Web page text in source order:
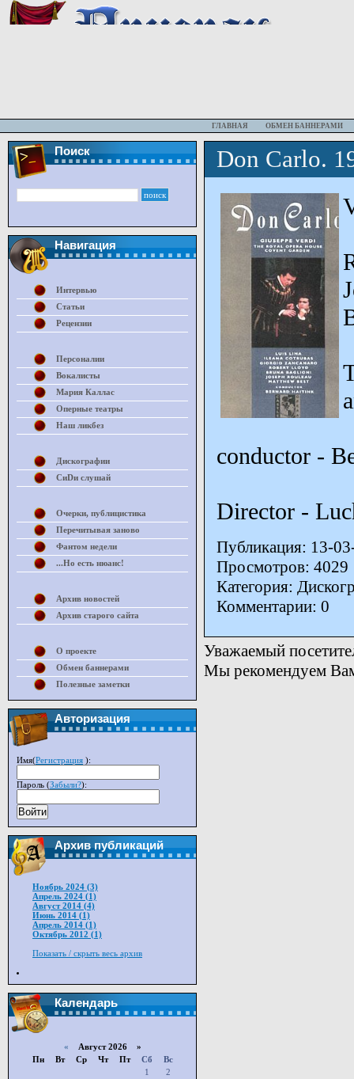
ГЛАВНАЯ ОБМЕН БАННЕРАМИ
Don Carlo.
conductor -
Director -
Публикация: 13-
Просмотров: 4029
Категория:
Комментарии: 0
Уважаемый
Мы рекомендуем Вам
Поиск
Навигация
Интервью
Статьи
Рецензии
Персоналии
Вокалисты
Мария Каллас
Оперные театры
Наш ликбез
Дискографии
СиDи слушай
Очерки, публицистика
Перечитывая заново
Фантом недели
...Но есть нюанс!
Архив новостей
Архив старого сайта
О проекте
Обмен баннерами
Полезные заметки
Авторизация
Имя(Регистрация ):
Пароль (Забыли?):
Войти
Архив публикаций
Ноябрь 2024 (3)
Апрель 2024 (1)
Август 2014 (4)
Июнь 2014 (1)
Апрель 2014 (1)
Октябрь 2012 (1)
Показать / скрыть весь архив
Календарь
« Август 2026 »
Пн
Вт Ср Чт Пт Сб
Вс
1
2